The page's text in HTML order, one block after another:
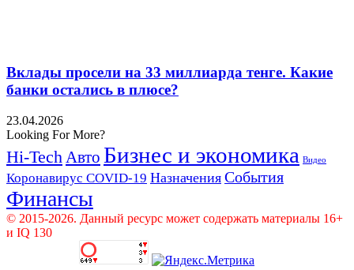
Вклады просели на 33 миллиарда тенге. Какие
банки остались в плюсе?
23.04.2026
Looking For More?
Hi-Tech Авто Бизнес и экономика Видео
Коронавирус COVID-19 Назначения События
Финансы
© 2015-2026. Данный ресурс может содержать материалы 16+
и IQ 130